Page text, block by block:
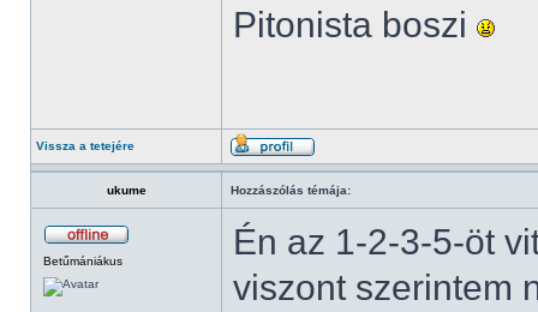
Pitonista boszi
Vissza a tetejére
ukume Hozzászólás témája:
Betűmániákus
Én az 1-2-3-5-öt
viszont szerintem